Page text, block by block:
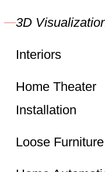
3D
Interiors
Home Theater
Installation
Loose Furniture